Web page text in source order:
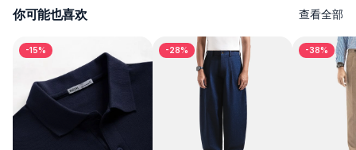
你可能也喜欢 查看全部
-15% -28% -38%